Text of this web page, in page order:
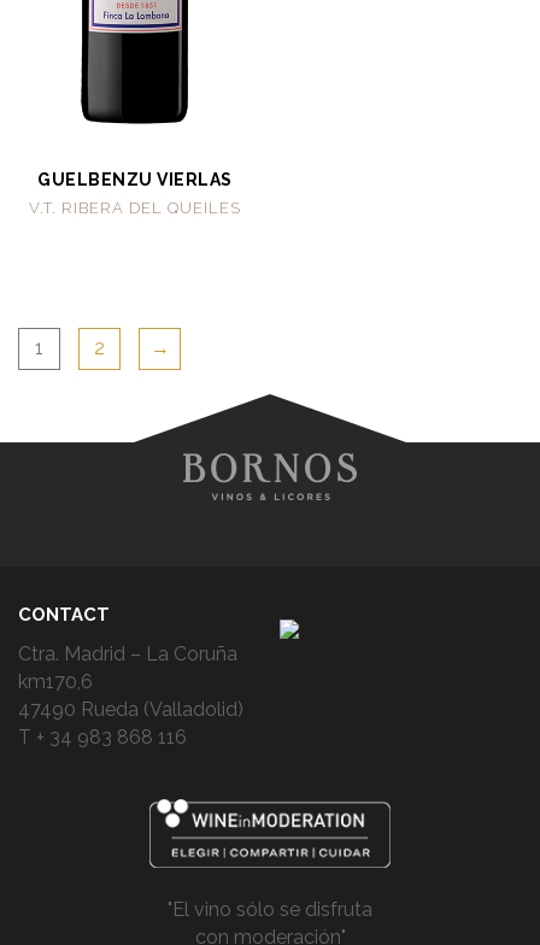
GUELBENZU VIERLAS
V.T. RIBERA DEL QUEILES
1 2 →
CONTACT
Ctra. Madrid – La Coruña
km170,6
47490 Rueda (Valladolid)
T + 34 983 868 116
"El vino sólo se disfruta
con moderación"